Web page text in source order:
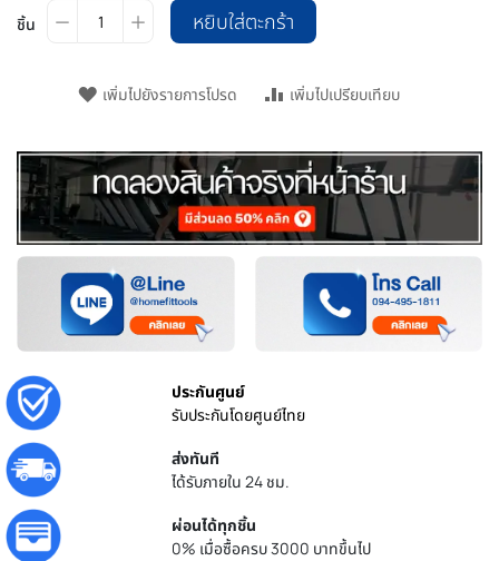
ชิ้น หยิบใส่ตะกร้า
เพิ่มไปยังรายการโปรด เพิ่มไปเปรียบเทียบ
ประกันศูนย์
รับประกันโดยศูนย์ไทย
ส่งทันที
ได้รับภายใน 24 ชม.
ผ่อนได้ทุกชิ้น
0% เมื่อซื้อครบ 3000 บาทขึ้นไป